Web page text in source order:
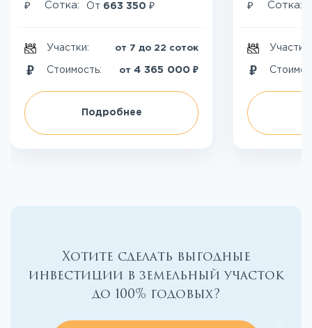
₽ Сотка: От 663 350 ₽
Участки: от 7 до 22 соток
Стоимость: от 4 365 000 ₽
Подробнее
₽ Сотка:
Участки:
Хотите сделать выгодные
инвестиции в земельный участок
до 100% годовых?